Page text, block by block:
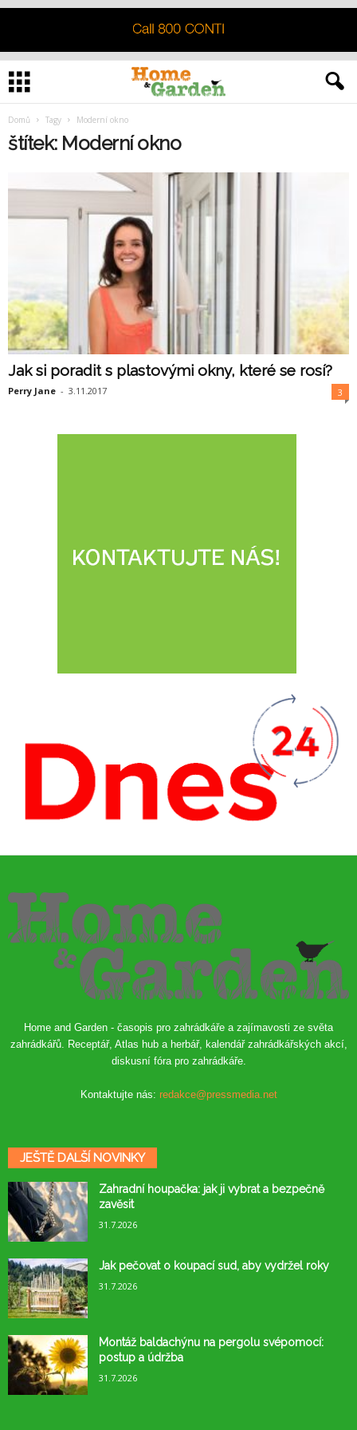
Domů Tagy Moderní okno
štítek: Moderní okno
Jak si poradit s plastovými okny, které se rosí?
Perry Jane - 3.11.2017 3
Home and Garden - časopis pro zahrádkáře a zajímavosti ze světa
zahrádkářů. Receptář, Atlas hub a herbář, kalendář zahrádkářských akcí,
diskusní fóra pro zahrádkáře.
Kontaktujte nás: redakce@pressmedia.net
JEŠTĚ DALŠÍ NOVINKY
Zahradní houpačka: jak ji vybrat a bezpečně
zavěsit
31.7.2026
Jak pečovat o koupací sud, aby vydržel roky
31.7.2026
Montáž baldachýnu na pergolu svépomocí:
postup a údržba
31.7.2026